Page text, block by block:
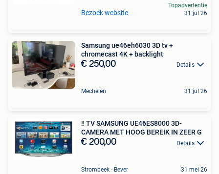
Bezoek website
Topadvertentie
31 jul 26
Samsung ue46eh6030 3D tv +
chromecast 4K + backlight
€ 250,00 Details
Mechelen 31 jul 26
‼️ TV SAMSUNG UE46ES8000 3D-
CAMERA MET HOOG BEREIK IN ZEER G
€ 200,00 Details
Strombeek - Bever 31 mei 26